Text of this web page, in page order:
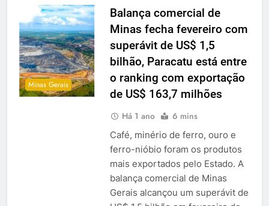
Minas Gerais
Balança comercial de
Minas fecha fevereiro com
superávit de US$ 1,5
bilhão, Paracatu está entre
o ranking com exportação
de US$ 163,7 milhões
Há 1 ano 6 mins
Café, minério de ferro, ouro e
ferro-nióbio foram os produtos
mais exportados pelo Estado. A
balança comercial de Minas
Gerais alcançou um superávit de